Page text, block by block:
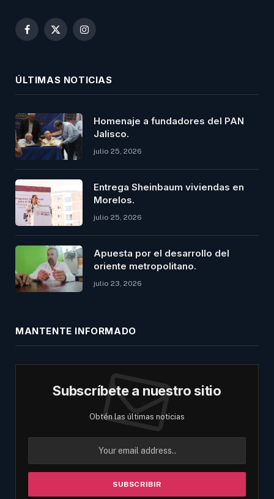
Facebook
X
Instagram
ÚLTIMAS NOTICIAS
Homenaje a fundadores del PAN
Jalisco.
julio 25, 2026
Entrega Sheinbaum viviendas en
Morelos.
julio 25, 2026
Apuesta por el desarrollo del
oriente metropolitano.
julio 23, 2026
MANTENTE INFORMADO
Subscríbete a nuestro sitio
Obtén las últimas noticias